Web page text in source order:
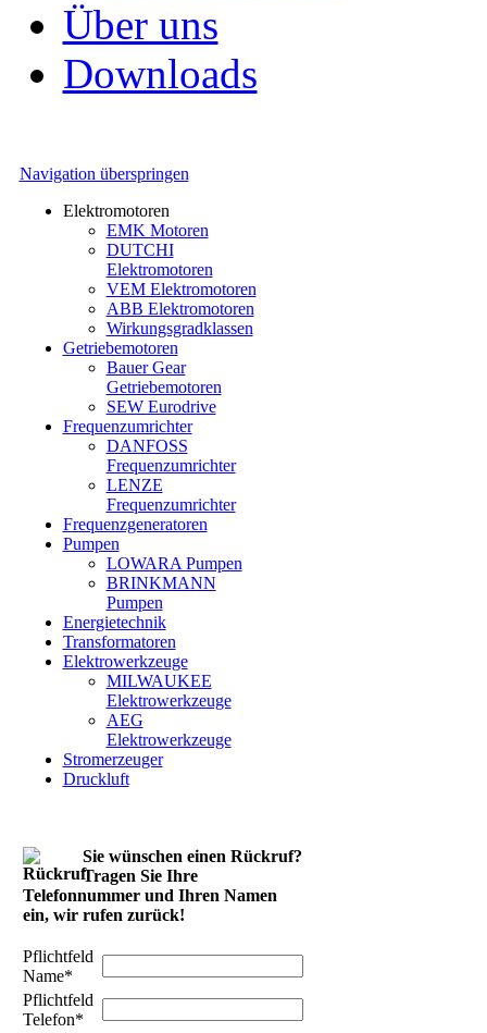
Über uns
Downloads
Navigation überspringen
Elektromotoren
EMK Motoren
DUTCHI
Elektromotoren
VEM Elektromotoren
ABB Elektromotoren
Wirkungsgradklassen
Getriebemotoren
Bauer Gear
Getriebemotoren
SEW Eurodrive
Frequenzumrichter
DANFOSS
Frequenzumrichter
LENZE
Frequenzumrichter
Frequenzgeneratoren
Pumpen
LOWARA Pumpen
BRINKMANN
Pumpen
Energietechnik
Transformatoren
Elektrowerkzeuge
MILWAUKEE
Elektrowerkzeuge
AEG
Elektrowerkzeuge
Stromerzeuger
Druckluft
Sie wünschen einen Rückruf?
Tragen Sie Ihre
Telefonnummer und Ihren Namen
ein, wir rufen zurück!
Pflichtfeld
Name*
Pflichtfeld
Telefon*